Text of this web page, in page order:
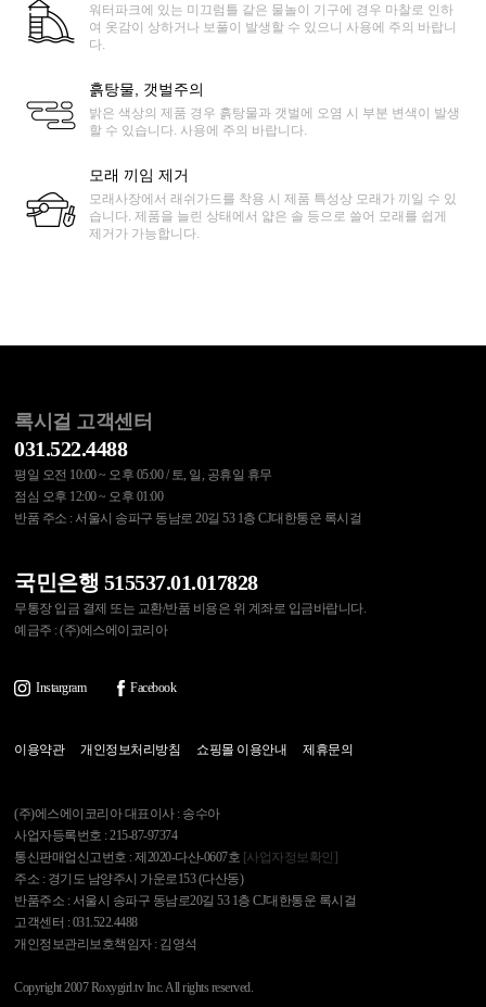
워터파크에 있는 미끄럼틀 같은 물놀이 기구에 경우 마찰로 인하
여 옷감이 상하거나 보풀이 발생할 수 있으니 사용에 주의 바랍니
다.
흙탕물, 갯벌주의
밝은 색상의 제품 경우 흙탕물과 갯벌에 오염 시 부분 변색이 발생
할 수 있습니다. 사용에 주의 바랍니다.
모래 끼임 제거
모래사장에서 래쉬가드를 착용 시 제품 특성상 모래가 끼일 수 있
습니다. 제품을 늘린 상태에서 얇은 솔 등으로 쓸어 모래를 쉽게
제거가 가능합니다.
록시걸 고객센터
031.522.4488
평일 오전 10:00 ~ 오후 05:00 / 토, 일, 공휴일 휴무
점심 오후 12:00 ~ 오후 01:00
반품 주소 : 서울시 송파구 동남로 20길 53 1층 CJ대한통운 록시걸
국민은행 515537.01.017828
무통장 입금 결제 또는 교환/반품 비용은 위 계좌로 입금바랍니다.
예금주 : (주)에스에이코리아
Instargram Facebook
이용약관 개인정보처리방침 쇼핑몰 이용안내 제휴문의
(주)에스에이코리아 대표이사 : 송수아
사업자등록번호 : 215-87-97374
통신판매업신고번호 : 제2020-다산-0607호 [사업자정보확인]
주소 : 경기도 남양주시 가운로153 (다산동)
반품주소 : 서울시 송파구 동남로20길 53 1층 CJ대한통운 록시걸
고객센터 : 031.522.4488
개인정보관리보호책임자 : 김영석
Copyright 2007 Roxygirl.tv Inc. All rights reserved.